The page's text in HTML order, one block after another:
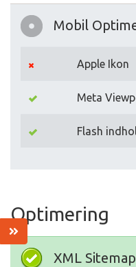
Mobil
Apple Ikon
Meta
Flash
Optimering
XML Sitemap